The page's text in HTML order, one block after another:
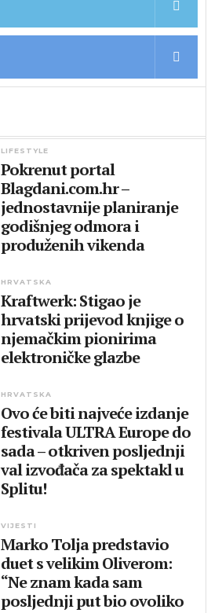
LIFESTYLE
Pokrenut portal
Blagdani.com.hr –
jednostavnije planiranje
godišnjeg odmora i
produženih vikenda
HRVATSKA
Kraftwerk: Stigao je
hrvatski prijevod knjige o
njemačkim pionirima
elektroničke glazbe
HRVATSKA
Ovo će biti najveće izdanje
festivala ULTRA Europe do
sada – otkriven posljednji
val izvođača za spektakl u
Splitu!
VIJESTI
Marko Tolja predstavio
duet s velikim Oliverom:
“Ne znam kada sam
posljednji put bio ovoliko